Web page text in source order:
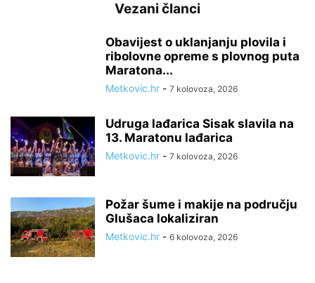
Vezani članci
Obavijest o uklanjanju plovila i
ribolovne opreme s plovnog puta
Maratona...
Metkovic.hr - 7 kolovoza, 2026
Udruga lađarica Sisak slavila na
13. Maratonu lađarica
Metkovic.hr - 7 kolovoza, 2026
Požar šume i makije na području
Glušaca lokaliziran
Metkovic.hr - 6 kolovoza, 2026